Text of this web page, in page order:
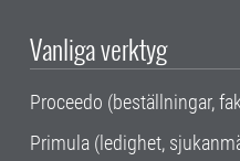
Vanliga verktyg
Proceedo (beställningar,
Primula (ledighet,